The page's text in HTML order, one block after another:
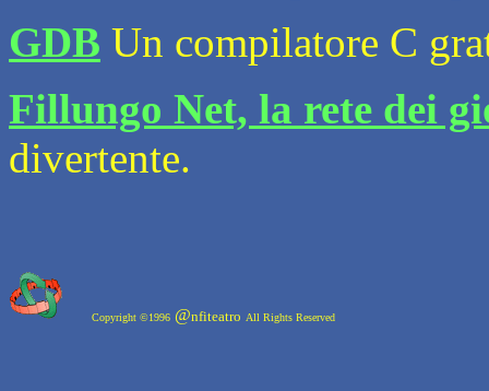
GDB Un compilatore C
Fillungo Net, la rete dei
divertente.
Copyright ©1996 @nfiteatro All Rights Reserved